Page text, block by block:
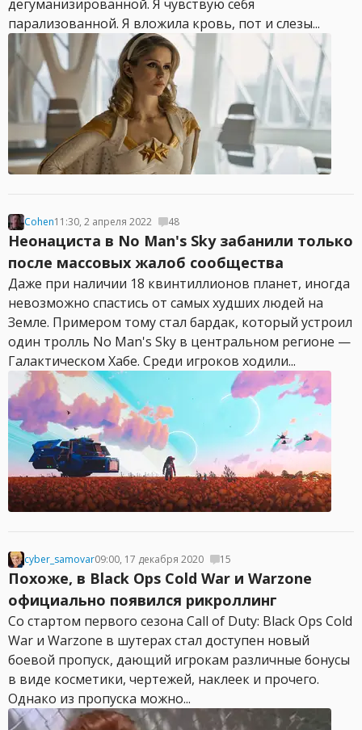
дегуманизированной. Я чувствую себя
парализованной. Я вложила кровь, пот и слезы...
Cohen11:30, 2 апреля 2022 48
Неонациста в No Man's Sky забанили только
после массовых жалоб сообщества
Даже при наличии 18 квинтиллионов планет, иногда
невозможно спастись от самых худших людей на
Земле. Примером тому стал бардак, который устроил
один тролль No Man's Sky в центральном регионе —
Галактическом Хабе. Среди игроков ходили...
cyber_samovar09:00, 17 декабря 2020 15
Похоже, в Black Ops Cold War и Warzone
официально появился рикроллинг
Со стартом первого сезона Call of Duty: Black Ops Cold
War и Warzone в шутерах стал доступен новый
боевой пропуск, дающий игрокам различные бонусы
в виде косметики, чертежей, наклеек и прочего.
Однако из пропуска можно...